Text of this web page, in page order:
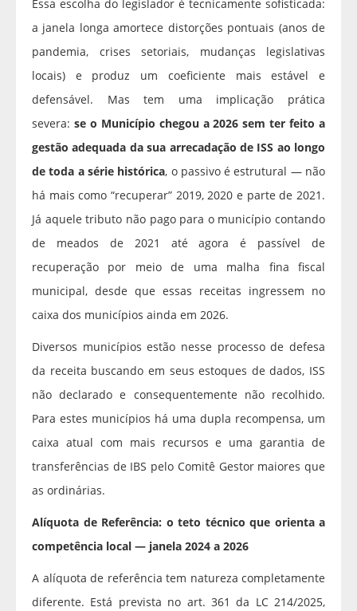
Essa escolha do legislador é tecnicamente sofisticada:
a janela longa amortece distorções pontuais (anos de
pandemia, crises setoriais, mudanças legislativas
locais) e produz um coeficiente mais estável e
defensável. Mas tem uma implicação prática
severa: se o Município chegou a 2026 sem ter feito a
gestão adequada da sua arrecadação de ISS ao longo
de toda a série histórica, o passivo é estrutural — não
há mais como “recuperar” 2019, 2020 e parte de 2021.
Já aquele tributo não pago para o município contando
de meados de 2021 até agora é passível de
recuperação por meio de uma malha fina fiscal
municipal, desde que essas receitas ingressem no
caixa dos municípios ainda em 2026.
Diversos municípios estão nesse processo de defesa
da receita buscando em seus estoques de dados, ISS
não declarado e consequentemente não recolhido.
Para estes municípios há uma dupla recompensa, um
caixa atual com mais recursos e uma garantia de
transferências de IBS pelo Comitê Gestor maiores que
as ordinárias.
Alíquota de Referência: o teto técnico que orienta a
competência local — janela 2024 a 2026
A alíquota de referência tem natureza completamente
diferente. Está prevista no art. 361 da LC 214/2025,